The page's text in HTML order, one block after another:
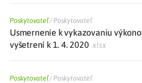
Poskytovateľ/Poskytovateľ
Usmernenie k vykazovaniu
vyšetrení k 1. 4. 2020 xlsx
Poskytovateľ/Poskytovateľ